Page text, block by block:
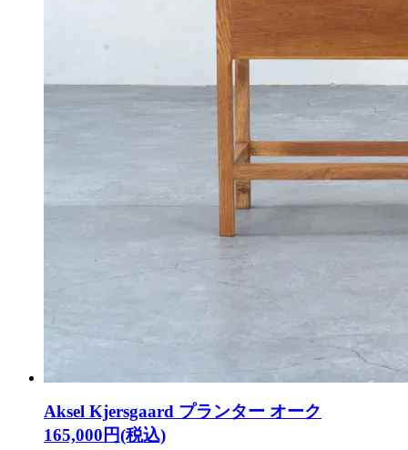
Aksel Kjersgaard プランター オーク
165,000円(税込)